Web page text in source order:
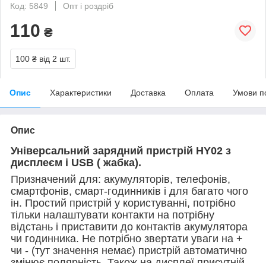
Код: 5849
Опт і роздріб
110 ₴
100 ₴ від 2 шт.
Опис Характеристики Доставка Оплата Умови
Опис
Універсальний зарядний пристрій HY02 з
дисплеєм і USB ( жабка).
Призначений для: акумуляторів, телефонів,
смартфонів, смарт-годинників і для багато чого
ін. Простий пристрій у користуванні, потрібно
тільки налаштувати контакти на потрібну
відстань і приставити до контактів акумулятора
чи годинника. Не потрібно звертати уваги на +
чи - (тут значення немає) пристрій автоматично